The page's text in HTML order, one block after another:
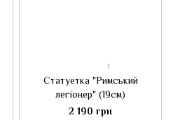
1
Статуетка "Римський
легіонер" (19см)
2 190 грн